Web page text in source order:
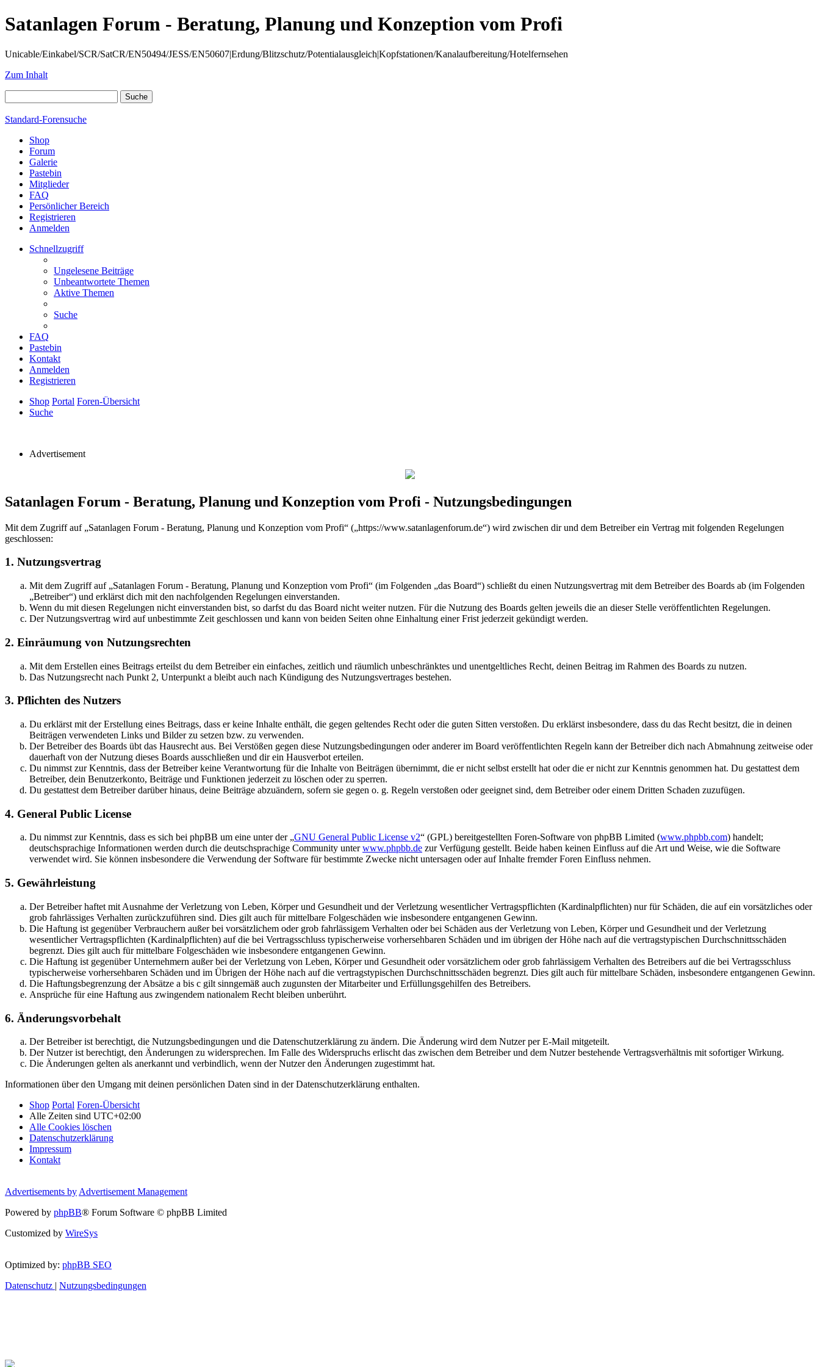
Satanlagen Forum - Beratung, Planung und Konzeption vom Profi
Unicable/Einkabel/SCR/SatCR/EN50494/JESS/EN50607|Erdung/Blitzschutz/Potentialausgleich|Kopfstationen/Kanalaufbereitung/Hotelfernsehen
Zum Inhalt
Standard-Forensuche
Shop
Forum
Galerie
Pastebin
Mitglieder
FAQ
Persönlicher Bereich
Registrieren
Anmelden
Schnellzugriff
Ungelesene Beiträge
Unbeantwortete Themen
Aktive Themen
Suche
FAQ
Pastebin
Kontakt
Anmelden
Registrieren
Shop Portal Foren-Übersicht
Suche
Advertisement
Satanlagen Forum - Beratung, Planung und Konzeption vom Profi - Nutzungsbedingungen
Mit dem Zugriff auf „Satanlagen Forum - Beratung, Planung und Konzeption vom Profi“ („https://www.satanlagenforum.de“) wird zwischen dir und dem Betreiber ein Vertrag mit folgenden Regelungen
geschlossen:
1. Nutzungsvertrag
Mit dem Zugriff auf „Satanlagen Forum - Beratung, Planung und Konzeption vom Profi“ (im Folgenden „das Board“) schließt du einen Nutzungsvertrag mit dem Betreiber des Boards ab (im Folgenden
„Betreiber“) und erklärst dich mit den nachfolgenden Regelungen einverstanden.
Wenn du mit diesen Regelungen nicht einverstanden bist, so darfst du das Board nicht weiter nutzen. Für die Nutzung des Boards gelten jeweils die an dieser Stelle veröffentlichten Regelungen.
Der Nutzungsvertrag wird auf unbestimmte Zeit geschlossen und kann von beiden Seiten ohne Einhaltung einer Frist jederzeit gekündigt werden.
2. Einräumung von Nutzungsrechten
Mit dem Erstellen eines Beitrags erteilst du dem Betreiber ein einfaches, zeitlich und räumlich unbeschränktes und unentgeltliches Recht, deinen Beitrag im Rahmen des Boards zu nutzen.
Das Nutzungsrecht nach Punkt 2, Unterpunkt a bleibt auch nach Kündigung des Nutzungsvertrages bestehen.
3. Pflichten des Nutzers
Du erklärst mit der Erstellung eines Beitrags, dass er keine Inhalte enthält, die gegen geltendes Recht oder die guten Sitten verstoßen. Du erklärst insbesondere, dass du das Recht besitzt, die in deinen
Beiträgen verwendeten Links und Bilder zu setzen bzw. zu verwenden.
Der Betreiber des Boards übt das Hausrecht aus. Bei Verstößen gegen diese Nutzungsbedingungen oder anderer im Board veröffentlichten Regeln kann der Betreiber dich nach Abmahnung zeitweise oder
dauerhaft von der Nutzung dieses Boards ausschließen und dir ein Hausverbot erteilen.
Du nimmst zur Kenntnis, dass der Betreiber keine Verantwortung für die Inhalte von Beiträgen übernimmt, die er nicht selbst erstellt hat oder die er nicht zur Kenntnis genommen hat. Du gestattest dem
Betreiber, dein Benutzerkonto, Beiträge und Funktionen jederzeit zu löschen oder zu sperren.
Du gestattest dem Betreiber darüber hinaus, deine Beiträge abzuändern, sofern sie gegen o. g. Regeln verstoßen oder geeignet sind, dem Betreiber oder einem Dritten Schaden zuzufügen.
4. General Public License
Du nimmst zur Kenntnis, dass es sich bei phpBB um eine unter der „GNU General Public License v2“ (GPL) bereitgestellten Foren-Software von phpBB Limited (www.phpbb.com) handelt;
deutschsprachige Informationen werden durch die deutschsprachige Community unterwww.phpbb.de zur Verfügung gestellt. Beide haben keinen Einfluss auf die Art und Weise, wie die Software
verwendet wird. Sie können insbesondere die Verwendung der Software für bestimmte Zwecke nicht untersagen oder auf Inhalte fremder Foren Einfluss nehmen.
5. Gewährleistung
Der Betreiber haftet mit Ausnahme der Verletzung von Leben, Körper und Gesundheit und der Verletzung wesentlicher Vertragspflichten (Kardinalpflichten) nur für Schäden, die auf ein vorsätzliches oder
grob fahrlässiges Verhalten zurückzuführen sind. Dies gilt auch für mittelbare Folgeschäden wie insbesondere entgangenen Gewinn.
Die Haftung ist gegenüber Verbrauchern außer bei vorsätzlichem oder grob fahrlässigem Verhalten oder bei Schäden aus der Verletzung von Leben, Körper und Gesundheit und der Verletzung
wesentlicher Vertragspflichten (Kardinalpflichten) auf die bei Vertragsschluss typischerweise vorhersehbaren Schäden und im übrigen der Höhe nach auf die vertragstypischen Durchschnittsschäden
begrenzt. Dies gilt auch für mittelbare Folgeschäden wie insbesondere entgangenen Gewinn.
Die Haftung ist gegenüber Unternehmern außer bei der Verletzung von Leben, Körper und Gesundheit oder vorsätzlichem oder grob fahrlässigem Verhalten des Betreibers auf die bei Vertragsschluss
typischerweise vorhersehbaren Schäden und im Übrigen der Höhe nach auf die vertragstypischen Durchschnittsschäden begrenzt. Dies gilt auch für mittelbare Schäden, insbesondere entgangenen Gewinn.
Die Haftungsbegrenzung der Absätze a bis c gilt sinngemäß auch zugunsten der Mitarbeiter und Erfüllungsgehilfen des Betreibers.
Ansprüche für eine Haftung aus zwingendem nationalem Recht bleiben unberührt.
6. Änderungsvorbehalt
Der Betreiber ist berechtigt, die Nutzungsbedingungen und die Datenschutzerklärung zu ändern. Die Änderung wird dem Nutzer per E-Mail mitgeteilt.
Der Nutzer ist berechtigt, den Änderungen zu widersprechen. Im Falle des Widerspruchs erlischt das zwischen dem Betreiber und dem Nutzer bestehende Vertragsverhältnis mit sofortiger Wirkung.
Die Änderungen gelten als anerkannt und verbindlich, wenn der Nutzer den Änderungen zugestimmt hat.
Informationen über den Umgang mit deinen persönlichen Daten sind in der Datenschutzerklärung enthalten.
Shop Portal Foren-Übersicht
Alle Zeiten sind UTC+02:00
Alle Cookies löschen
Datenschutzerklärung
Impressum
Kontakt
Advertisements by Advertisement Management
Powered by phpBB® Forum Software © phpBB Limited
Customized by WireSys
Optimized by: phpBB SEO
Datenschutz | Nutzungsbedingungen